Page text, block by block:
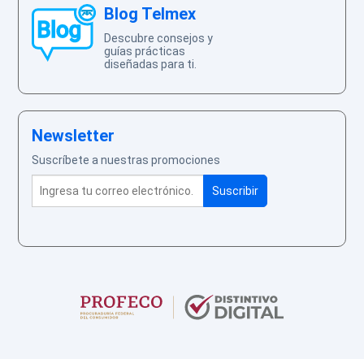
Blog Telmex
Descubre consejos y
guías prácticas
diseñadas para ti.
Newsletter
Suscríbete a nuestras promociones